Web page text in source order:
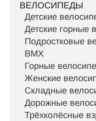
ВЕЛОСИПЕДЫ
Детские
Детские горные
Подростковые
BMX
Горные
Женские
Складные
Дорожные
Трёхколёсные